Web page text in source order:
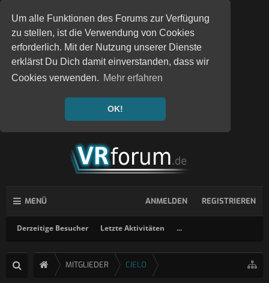
Um alle Funktionen des Forums zur Verfügung
zu stellen, ist die Verwendung von Cookies
erforderlich. Mit der Nutzung unserer Dienste
erklärst Du Dich damit einverstanden, dass wir
Cookies verwenden. Mehr erfahren
OK!
MENÜ
Derzeitige Besucher Letzte Aktivitäten ...
ANMELDEN REGISTRIEREN
MITGLIEDER CIELO